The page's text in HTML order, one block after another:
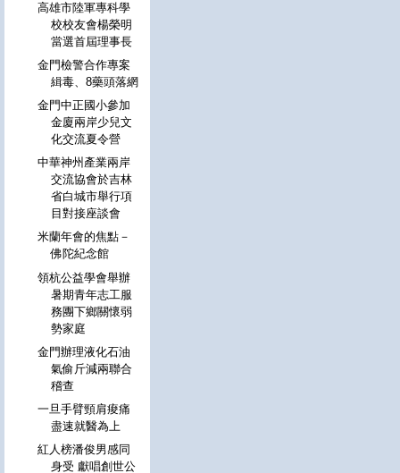
高雄市陸軍專科學
校校友會楊榮明
當選首屆理事長
金門檢警合作專案
緝毒、8藥頭落網
金門中正國小參加
金廈兩岸少兒文
化交流夏令營
中華神州產業兩岸
交流協會於吉林
省白城市舉行項
目對接座談會
米蘭年會的焦點－
佛陀紀念館
領杭公益學會舉辦
暑期青年志工服
務團下鄉關懷弱
勢家庭
金門辦理液化石油
氣偷斤減兩聯合
稽查
一旦手臂頸肩痠痛
盡速就醫為上
紅人榜潘俊男感同
身受 獻唱創世公